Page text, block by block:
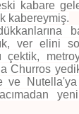
kabare
kabereymiş.
ver elini
çektik,
Churros
ve Nutella'ya